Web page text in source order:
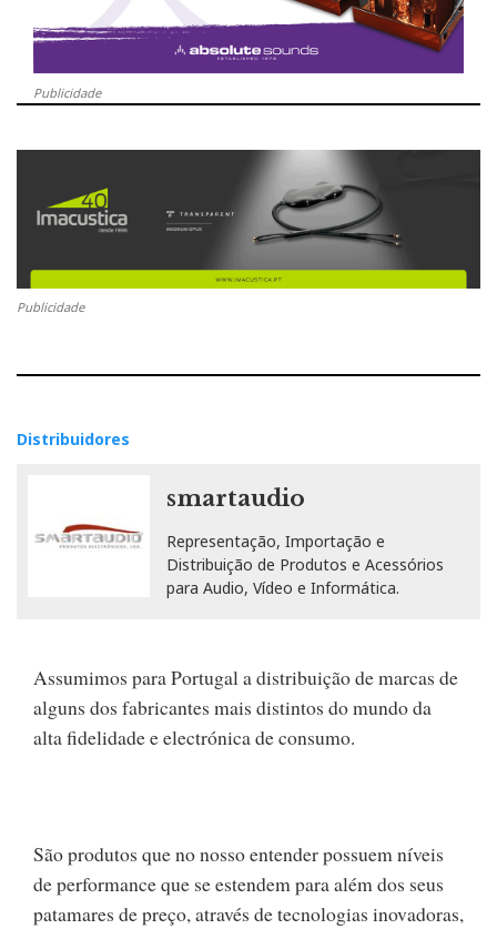
Publicidade
Publicidade
Distribuidores
smartaudio
Representação, Importação e
Distribuição de Produtos e Acessórios
para Audio, Vídeo e Informática.
Assumimos para Portugal a distribuição de marcas de
alguns dos fabricantes mais distintos do mundo da
alta fidelidade e electrónica de consumo.
São produtos que no nosso entender possuem níveis
de performance que se estendem para além dos seus
patamares de preço, através de tecnologias inovadoras,